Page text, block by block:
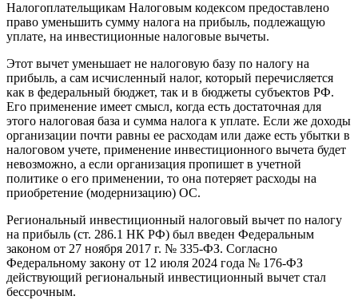
Налогоплательщикам Налоговым кодексом предоставлено
право уменьшить сумму налога на прибыль, подлежащую
уплате, на инвестиционные налоговые вычеты.
Этот вычет уменьшает не налоговую базу по налогу на
прибыль, а сам исчисленный налог, который перечисляется
как в федеральный бюджет, так и в бюджеты субъектов РФ.
Его применение имеет смысл, когда есть достаточная для
этого налоговая база и сумма налога к уплате. Если же доходы
организации почти равны ее расходам или даже есть убытки в
налоговом учете, применение инвестиционного вычета будет
невозможно, а если организация пропишет в учетной
политике о его применении, то она потеряет расходы на
приобретение (модернизацию) ОС.
Региональный инвестиционный налоговый вычет по налогу
на прибыль (ст. 286.1 НК РФ) был введен Федеральным
законом от 27 ноября 2017 г. № 335-ФЗ. Согласно
Федеральному закону от 12 июля 2024 года № 176-ФЗ
действующий региональный инвестиционный вычет стал
бессрочным.